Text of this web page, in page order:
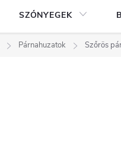
SZŐNYEGEK
Párnahuzatok Szőrös